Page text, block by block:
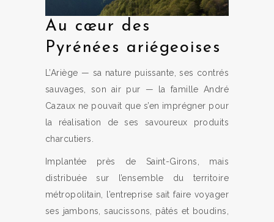
Au cœur des
Pyrénées ariégeoises
L’Ariège — sa nature puissante, ses contrés
sauvages, son air pur — la famille André
Cazaux ne pouvait que s’en imprégner pour
la réalisation de ses savoureux produits
charcutiers.
Implantée près de Saint-Girons, mais
distribuée sur l’ensemble du territoire
métropolitain, l’entreprise sait faire voyager
ses jambons, saucissons, pâtés et boudins,